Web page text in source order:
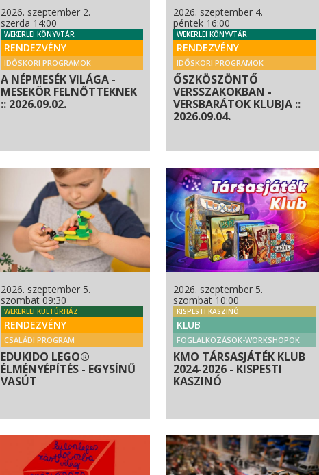
2026. szeptember 2.
szerda 14:00
WEKERLEI KÖNYVTÁR
RENDEZVÉNY
IDŐSKORI PROGRAMOK
A NÉPMESÉK VILÁGA -
MESEKÖR FELNŐTTEKNEK
:: 2026.09.02.
2026. szeptember 4.
péntek 16:00
WEKERLEI KÖNYVTÁR
RENDEZVÉNY
IDŐSKORI PROGRAMOK
ŐSZKÖSZÖNTŐ
VERSSZAKOKBAN -
VERSBARÁTOK KLUBJA ::
2026.09.04.
2026. szeptember 5.
szombat 09:30
WEKERLEI KULTÚRHÁZ
RENDEZVÉNY
CSALÁDI PROGRAM
EDUKIDO LEGO®
ÉLMÉNYÉPÍTÉS - EGYSÍNŰ
VASÚT
2026. szeptember 5.
szombat 10:00
KISPESTI KASZINÓ
KLUB
FOGLALKOZÁSOK-WORKSHOPOK
KMO TÁRSASJÁTÉK KLUB
2024-2026 - KISPESTI
KASZINÓ